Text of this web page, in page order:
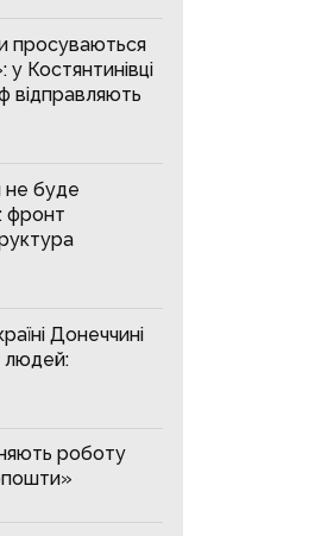
просуваються
у Костянтинівці
відправляють
не буде
фронт
Донеччині
людей:
роботу